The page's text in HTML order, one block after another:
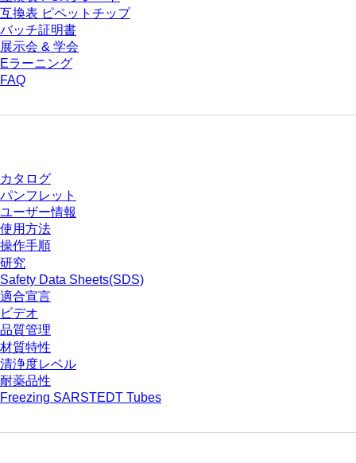
互換表 ピペットチップ
バッチ証明書
展示会 & 学会
Eラーニング
FAQ
カタログ
パンフレット
ユーザー情報
使用方法
操作手順
研究
Safety Data Sheets(SDS)
適合宣言
ビデオ
品質管理
材質特性
清浄度レベル
耐薬品性
Freezing SARSTEDT Tubes